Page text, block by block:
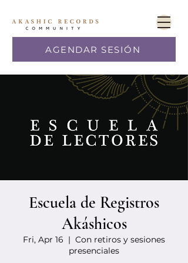
AGENDAR SESIÓN
Escuela de Registros
Akáshicos
Fri, Apr 16
  |
Con retiros y sesiones
presenciales